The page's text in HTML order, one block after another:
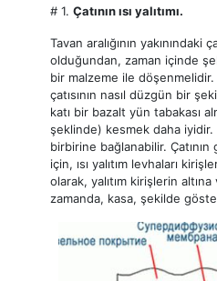
# 1. Çatının ısı yalıtımı.
Tavan aralığının yakınındaki
olduğundan, zaman içinde
bir malzeme ile döşenmelidir.
çatısının nasıl düzgün bir
katı bir bazalt yün tabakası
şeklinde) kesmek daha
birbirine bağlanabilir. Çatının
için, ısı yalıtım levhaları
olarak, yalıtım kirişlerin
zamanda, kasa, şekilde